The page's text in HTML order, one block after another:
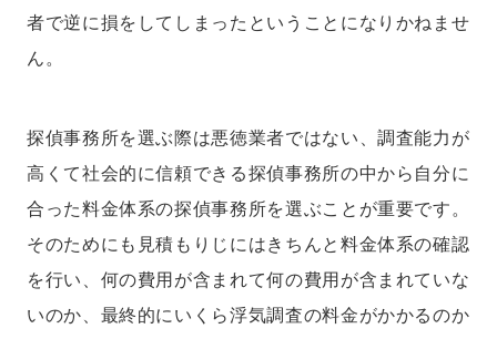
者で逆に損をしてしまったということになりかねませ
ん。
探偵事務所を選ぶ際は悪徳業者ではない、調査能力が
高くて社会的に信頼できる探偵事務所の中から自分に
合った料金体系の探偵事務所を選ぶことが重要です。
そのためにも見積もりじにはきちんと料金体系の確認
を行い、何の費用が含まれて何の費用が含まれていな
いのか、最終的にいくら浮気調査の料金がかかるのか